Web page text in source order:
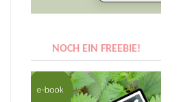
NOCH EIN FREEBIE!